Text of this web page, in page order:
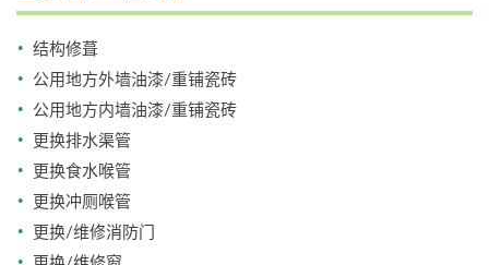
结构修葺
公用地方外墙油漆/重铺瓷砖
公用地方内墙油漆/重铺瓷砖
更换排水渠管
更换食水喉管
更换冲厕喉管
更换/维修消防门